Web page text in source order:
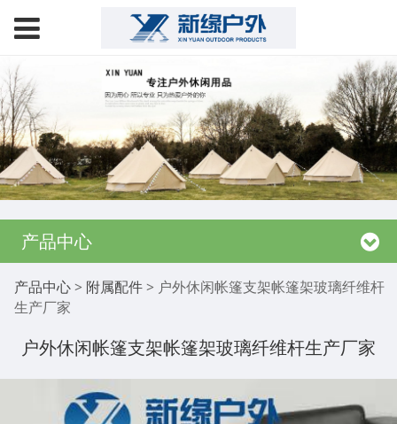
产品中心
户外休闲帐篷支架帐篷
架玻璃纤维杆生产厂家
产品中心> 附属配件> 户外休闲帐篷支架帐篷架玻璃纤维杆
生产厂家
户外休闲帐篷支架帐篷架玻璃纤维杆生产厂家